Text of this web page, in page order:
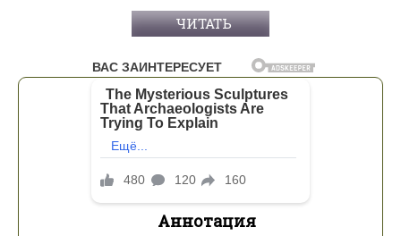
ЧИТАТЬ
Аннотация